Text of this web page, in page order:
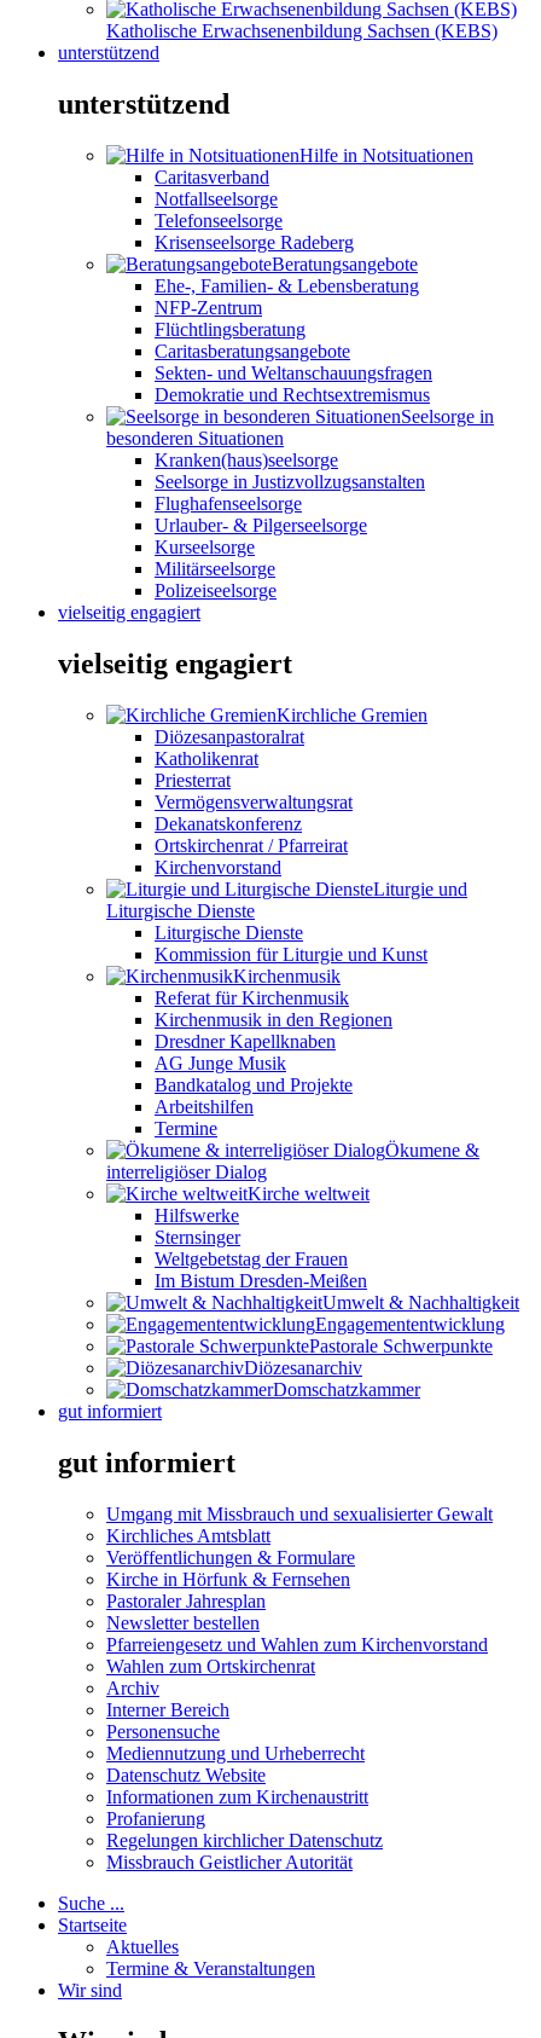
Katholische Erwachsenenbildung Sachsen (KEBS)
unterstützend
unterstützend
Hilfe in Notsituationen
Caritasverband
Notfallseelsorge
Telefonseelsorge
Krisenseelsorge Radeberg
Beratungsangebote
Ehe-, Familien- & Lebensberatung
NFP-Zentrum
Flüchtlingsberatung
Caritasberatungsangebote
Sekten- und Weltanschauungsfragen
Demokratie und Rechtsextremismus
Seelsorge in
besonderen Situationen
Kranken(haus)seelsorge
Seelsorge in Justizvollzugsanstalten
Flughafenseelsorge
Urlauber- & Pilgerseelsorge
Kurseelsorge
Militärseelsorge
Polizeiseelsorge
vielseitig engagiert
vielseitig engagiert
Kirchliche Gremien
Diözesanpastoralrat
Katholikenrat
Priesterrat
Vermögensverwaltungsrat
Dekanatskonferenz
Ortskirchenrat / Pfarreirat
Kirchenvorstand
Liturgie und
Liturgische Dienste
Liturgische Dienste
Kommission für Liturgie und Kunst
Kirchenmusik
Referat für Kirchenmusik
Kirchenmusik in den Regionen
Dresdner Kapellknaben
AG Junge Musik
Bandkatalog und Projekte
Arbeitshilfen
Termine
Ökumene &
interreligiöser Dialog
Kirche weltweit
Hilfswerke
Sternsinger
Weltgebetstag der Frauen
Im Bistum Dresden-Meißen
Umwelt & Nachhaltigkeit
Engagemententwicklung
Pastorale Schwerpunkte
Diözesanarchiv
Domschatzkammer
gut informiert
gut informiert
Umgang mit Missbrauch und sexualisierter Gewalt
Kirchliches Amtsblatt
Veröffentlichungen & Formulare
Kirche in Hörfunk & Fernsehen
Pastoraler Jahresplan
Newsletter bestellen
Pfarreiengesetz und Wahlen zum Kirchenvorstand
Wahlen zum Ortskirchenrat
Archiv
Interner Bereich
Personensuche
Mediennutzung und Urheberrecht
Datenschutz Website
Informationen zum Kirchenaustritt
Profanierung
Regelungen kirchlicher Datenschutz
Missbrauch Geistlicher Autorität
Suche ...
Startseite
Aktuelles
Termine & Veranstaltungen
Wir sind